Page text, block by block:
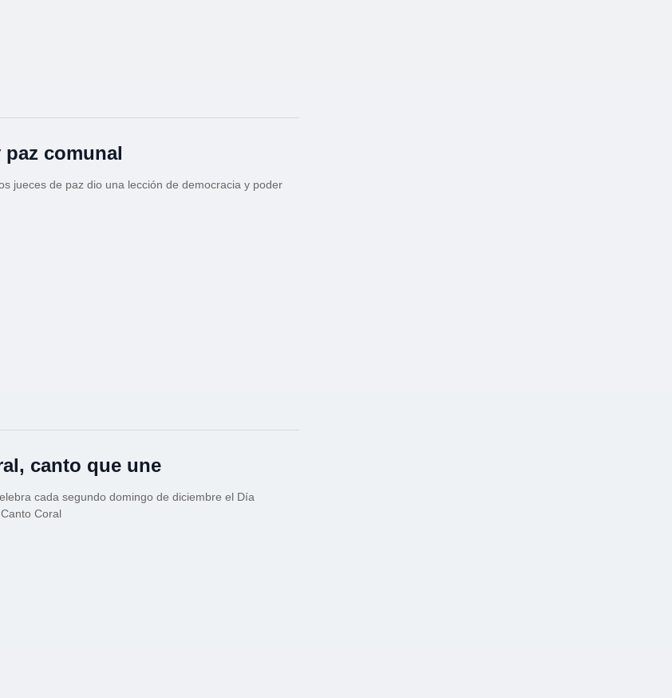
comunal
jueces de paz dio una lección de democracia y poder
canto que une
cada segundo domingo de diciembre el Día
Coral